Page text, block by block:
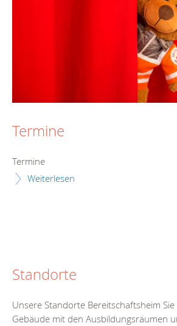
Termine
Termine
Weiterlesen
Standorte
Unsere Standorte Bereitschaftsheim
Gebäude mit den Ausbildungsräumen